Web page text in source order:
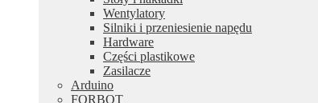
Wentylatory
Silniki i przeniesienie napędu
Hardware
Części plastikowe
Zasilacze
Arduino
FORBOT